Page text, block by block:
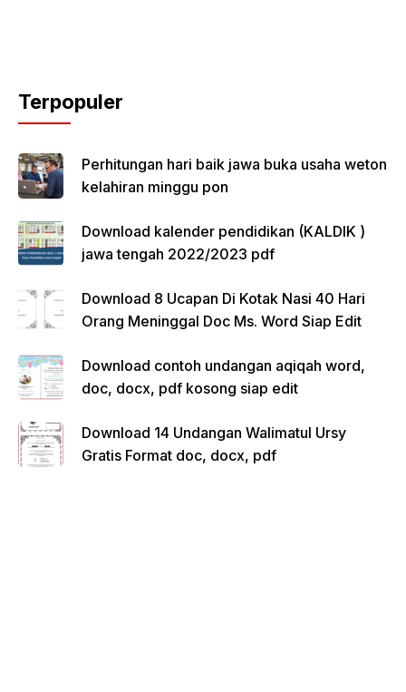
Terpopuler
Perhitungan hari baik jawa buka usaha weton
kelahiran minggu pon
Download kalender pendidikan (KALDIK )
jawa tengah 2022/2023 pdf
Download 8 Ucapan Di Kotak Nasi 40 Hari
Orang Meninggal Doc Ms. Word Siap Edit
Download contoh undangan aqiqah word,
doc, docx, pdf kosong siap edit
Download 14 Undangan Walimatul Ursy
Gratis Format doc, docx, pdf